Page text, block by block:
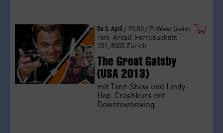
Do 3. April / 20:00 / P-West (beim
Toni-Areal), Förrlibuckstr.
151, 8005 Zürich
The Great Gatsby
(USA 2013)
mit Tanz-Show und Lindy-
Hop-Crashkurs mit
Downtownswing